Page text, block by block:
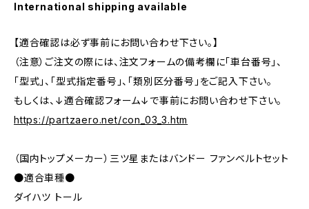
International shipping available
【適合確認は必ず事前にお問い合わせ下さい。】
（注意）ご注文の際には、注文フォームの備考欄に「車台番号」、
「型式」、「型式指定番号」、「類別区分番号」をご記入下さい。
もしくは、↓適合確認フォーム↓で事前にお問い合わせ下さい。
https://partzaero.net/con_03_3.htm
（国内トップメーカー）三ツ星またはバンドー ファンベルトセット
●適合車種●
ダイハツ トール